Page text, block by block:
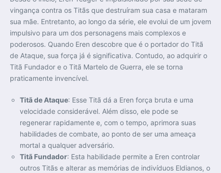
vingança contra os Titãs que destruíram sua casa e mataram
sua mãe. Entretanto, ao longo da série, ele evolui de um jovem
impulsivo para um dos personagens mais complexos e
poderosos. Quando Eren descobre que é o portador do Titã
de Ataque, sua força já é significativa. Contudo, ao adquirir o
Titã Fundador e o Titã Martelo de Guerra, ele se torna
praticamente invencível.
Titã de Ataque: Esse Titã dá a Eren força bruta e uma
velocidade considerável. Além disso, ele pode se
regenerar rapidamente e, com o tempo, aprimora suas
habilidades de combate, ao ponto de ser uma ameaça
mortal a qualquer adversário.
Titã Fundador: Esta habilidade permite a Eren controlar
outros Titãs e alterar as memórias de indivíduos Eldianos, o